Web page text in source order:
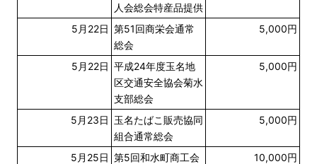
人会総会特産品提供
5月22日 第51回商栄会通常
総会
5,000円
5月22日 平成24年度玉名地
区交通安全協会菊水
支部総会
5,000円
5月23日 玉名たばこ販売協同
組合通常総会
5,000円
5月25日 第5回和水町商工会
10,000円